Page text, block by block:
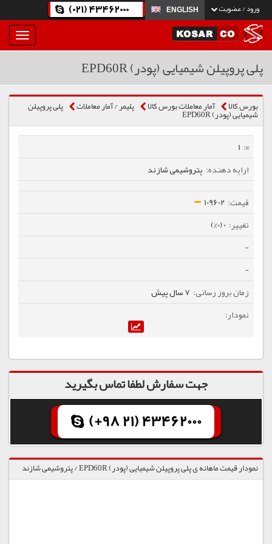
ورود / عضویت ENGLISH
(021) 43462000
بار
و
پلی پروپیلن شیمیایی (پودر) EPD60R
بورس کالا آمار معاملات بورس کالا پلیمر / آمار معاملات پلی پروپیلن
شیمیایی (پودر) EPD60R
1
پتروشیمی شازند
109602
0 (0%)
-
-
7 سال پیش
جهت سفارش لطفا تماس بگیرید
(+98 21) 43462000
نمودار قیمت ماهانه ی پلی پروپیلن شیمیایی (پودر) EPD60R / پتروشیمی شازند